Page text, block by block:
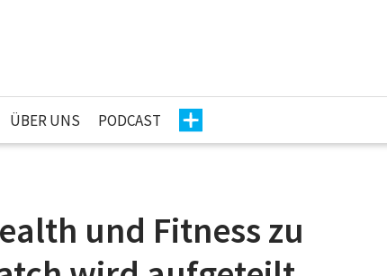
ÜBER UNS PODCAST
und Fitness zu